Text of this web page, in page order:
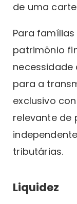
de uma
Para
patrimônio
necessidade
para a
exclusivo
relevante de
tributárias.
Liquidez